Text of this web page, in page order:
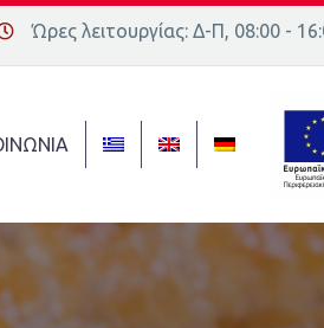
οδός 16, Ελλάδα
Ώρες λειτουργίας: Δ-Π, 08:00 -